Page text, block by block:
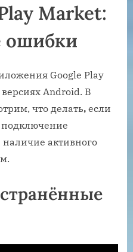
Market:
ошибки
Google Play
Android. В
что делать, если
наличие активного